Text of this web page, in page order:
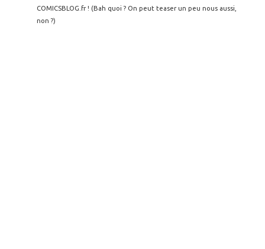
COMICSBLOG.fr ! (Bah quoi ? On peut teaser un peu nous aussi,
non ?)